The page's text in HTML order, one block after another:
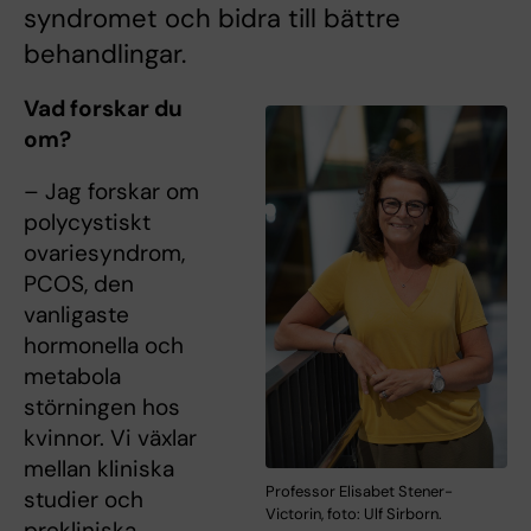
syndromet och bidra till bättre
behandlingar.
Professor Elisabet Stener-
Victorin, foto: Ulf Sirborn.
Vad forskar du
om?
– Jag forskar om
polycystiskt
ovariesyndrom,
PCOS, den
vanligaste
hormonella och
metabola
störningen hos
kvinnor. Vi växlar
mellan kliniska
studier och